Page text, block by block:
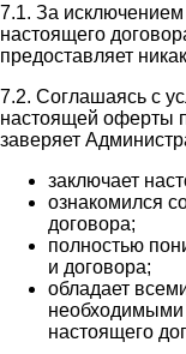
7.1. За исключением
настоящего
предоставляет
7.2. Соглашаясь с
настоящей оферты
заверяет
заключает
ознакомился
договора;
полностью
и договора;
обладает
необходимыми
настоящего